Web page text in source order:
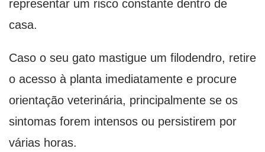
representar um risco constante dentro de
casa.
Caso o seu gato mastigue um filodendro, retire
o acesso à planta imediatamente e procure
orientação veterinária, principalmente se os
sintomas forem intensos ou persistirem por
várias horas.